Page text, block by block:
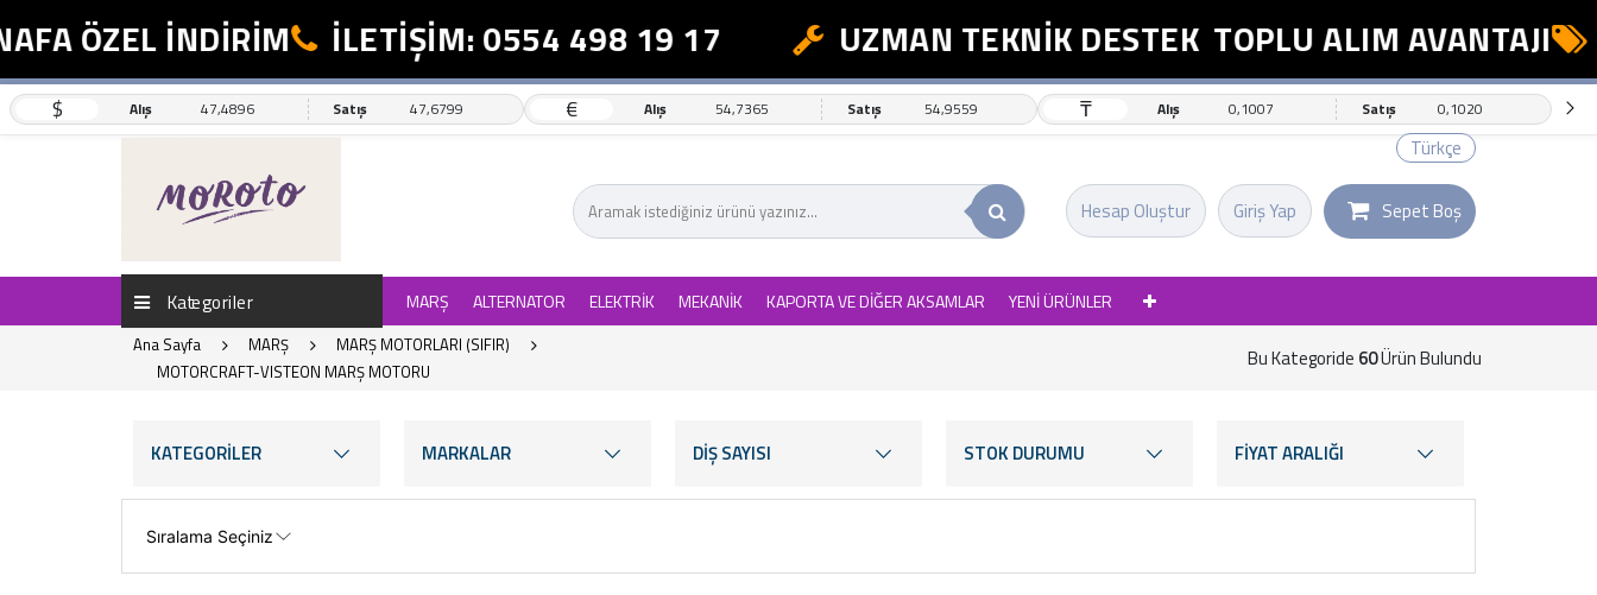
İNDİRİM İLETİŞİM: 0554 498 19 17 UZMAN TEKNİK DESTEK TOPLU ALIM AVANTAJI
$ Alış 47,4896 Satış 47,6799 € Alış 54,7365 Satış 54,9559 ₸ Alış 0,1007 Satış 0,1020
Türkçe
Giriş Yap
Hesap Oluştur Sepet Boş
Kategoriler MARŞ ALTERNATOR ELEKTRİK MEKANİK KAPORTA VE DİĞER AKSAMLAR YENİ ÜRÜNLER
Ana Sayfa MARŞ
MARŞ MOTORLARI (SIFIR)
MOTORCRAFT-VISTEON MARŞ MOTORU
Bu Kategoride 60Ürün Bulundu
KATEGORİLER MARKALAR DİŞ SAYISI STOK DURUMU FİYAT ARALIĞI